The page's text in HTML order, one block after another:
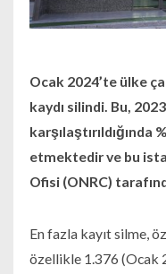
Ocak 2024’te ülke
kaydı silindi. Bu,
karşılaştırıldığında
etmektedir ve bu
Ofisi (ONRC)
En fazla kayıt silme,
özellikle 1.376 (Ocak